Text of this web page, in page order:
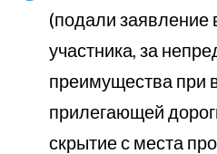
(подали
участника, за
преимущества при
прилегающей
скрытие с места